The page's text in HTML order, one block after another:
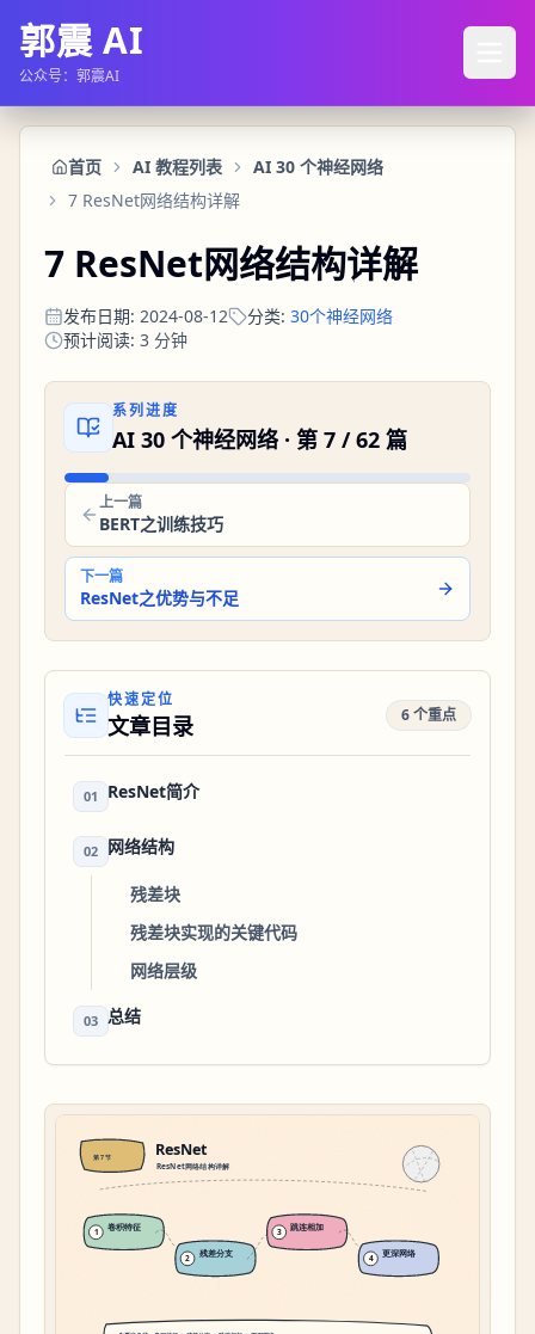
郭震 AI
公众号：郭震AI
首页 AI 教程列表
AI 30 个神经网络
7 ResNet网络结构详解
7 ResNet网络结构详解
发布日期: 2024-08-12 分类: 30个神经网络
预计阅读: 3 分钟
系列进度
AI 30 个神经网络 · 第 7 /62 篇
上一篇
BERT之训练技巧
下一篇
ResNet之优势与不足
快速定位
文章目录 6 个重点
01 ResNet简介
02 网络结构
残差块
残差块实现的关键代码
网络层级
03 总结